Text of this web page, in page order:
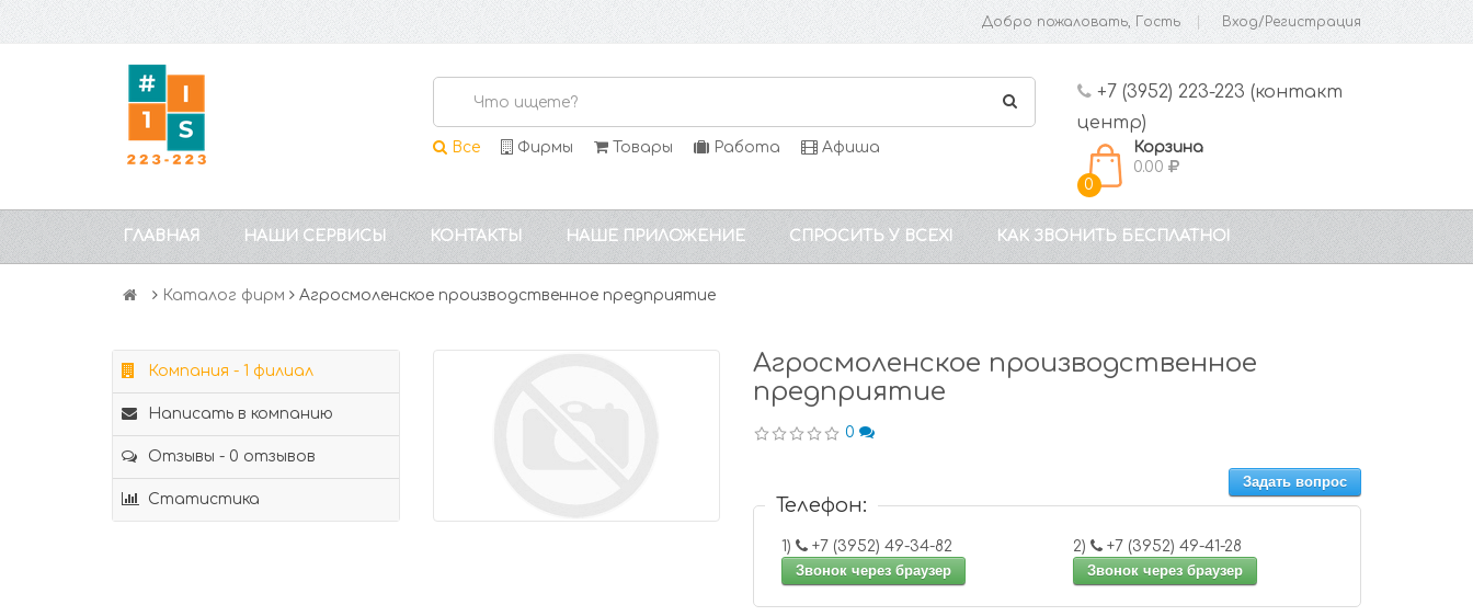
Добро пожаловать, Гость Вход/Регистрация
Все Фирмы Товары Работа Афиша
+7 (3952) 223-223 (контакт
центр)
0
Корзина
0.00
ГЛАВНАЯ НАШИ СЕРВИСЫ КОНТАКТЫ НАШЕ ПРИЛОЖЕНИЕ СПРОСИТЬ У ВСЕХ! КАК ЗВОНИТЬ БЕСПЛАТНО!
Каталог фирм Агросмоленское производственное предприятие
Компания - 1 филиал
Написать в компанию
Отзывы - 0 отзывов
Статистика
Агросмоленское производственное
предприятие
0
Задать вопрос
Телефон:
1)
+7 (3952) 49-34-82
Звонок через браузер
2)
+7 (3952) 49-41-28
Звонок через браузер